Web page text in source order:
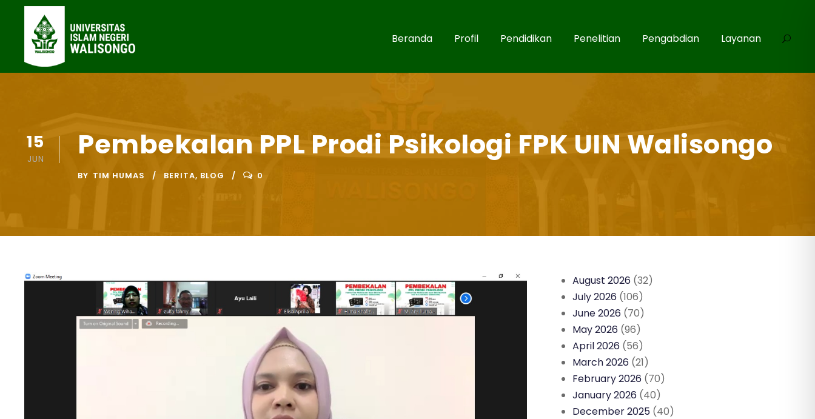
Beranda Profil Pendidikan Penelitian Pengabdian Layanan
15
JUN Pembekalan PPL Prodi Psikologi FPK UIN Walisongo
BY TIM HUMAS BERITA, BLOG 0
August 2026 (32)
July 2026 (106)
June 2026 (70)
May 2026 (96)
April 2026 (56)
March 2026 (21)
February 2026 (70)
January 2026 (40)
December 2025 (40)